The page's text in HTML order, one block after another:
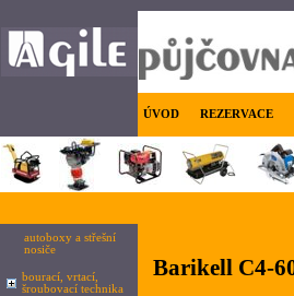
ÚVOD REZERVACE
autoboxy a střešní
nosiče
bourací, vrtací,
šroubovací technika
Barikell C4-